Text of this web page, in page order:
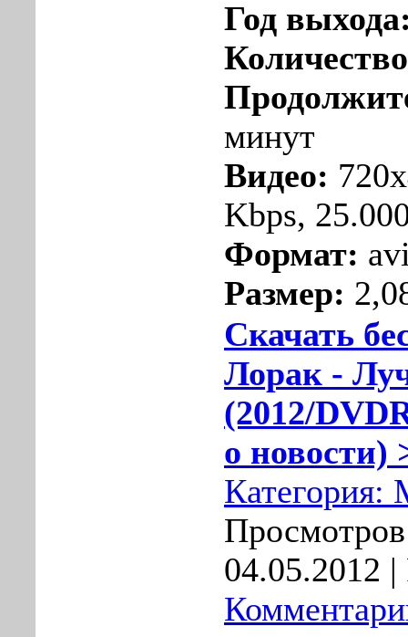
Год
минут
Видео:
Kbps,
Формат:
Размер:
Скачать
Лорак -
(2012/
о новости)
Категория:
04.05.2012 |